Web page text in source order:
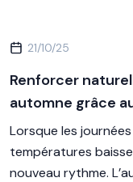
21/10/25
Renforcer
automne grâce
Lorsque les
températures
nouveau rythme.